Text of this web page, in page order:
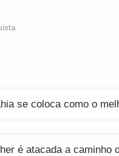
se coloca como o
é atacada a caminho